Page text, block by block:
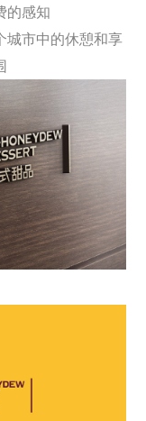
的感知
城市中的休憩和享